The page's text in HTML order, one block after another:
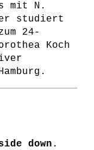
mit N.
studiert
24-
Koch
down .